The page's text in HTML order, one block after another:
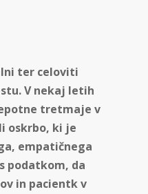
ter celoviti
V nekaj letih
tretmaje v
oskrbo, ki je
empatičnega
podatkom, da
in pacientk v